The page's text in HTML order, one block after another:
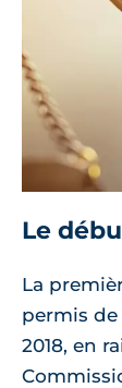
Le
La
permis
2018, en